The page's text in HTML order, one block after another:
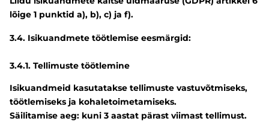
lõige 1 punktid a), b), c) ja f).
3.4. Isikuandmete töötlemise eesmärgid:
3.4.1. Tellimuste töötlemine
Isikuandmeid kasutatakse tellimuste vastuvõtmiseks,
töötlemiseks ja kohaletoimetamiseks.
Säilitamise aeg: kuni 3 aastat pärast viimast tellimust.